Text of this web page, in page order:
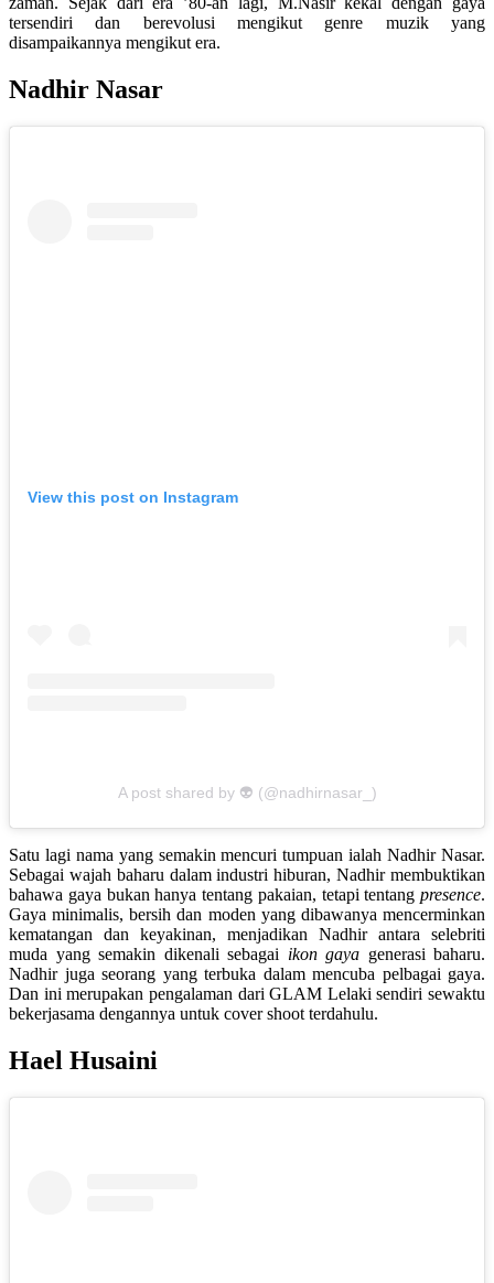
tersendiri dan berevolusi mengikut genre muzik yang
disampaikannya mengikut era.
Nadhir Nasar
View this post on Instagram
A post shared by 👽 (@nadhirnasar_)
Satu lagi nama yang semakin mencuri tumpuan ialah Nadhir Nasar.
Sebagai wajah baharu dalam industri hiburan, Nadhir membuktikan
bahawa gaya bukan hanya tentang pakaian, tetapi tentang presence.
Gaya minimalis, bersih dan moden yang dibawanya mencerminkan
kematangan dan keyakinan, menjadikan Nadhir antara selebriti
muda yang semakin dikenali sebagai ikon gaya generasi baharu.
Nadhir juga seorang yang terbuka dalam mencuba pelbagai gaya.
Dan ini merupakan pengalaman dari GLAM Lelaki sendiri sewaktu
bekerjasama dengannya untuk cover shoot terdahulu.
Hael Husaini